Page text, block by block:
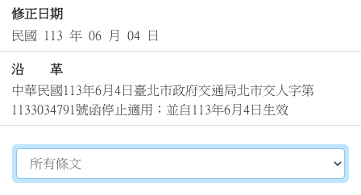
修正日期
民國 113 年 06 月 04 日
沿 革
中華民國113年6月4日臺北市政府交通局北市交人字第
1133034791號函停止適用；並自113年6月4日生效
切換選擇法規資訊內容